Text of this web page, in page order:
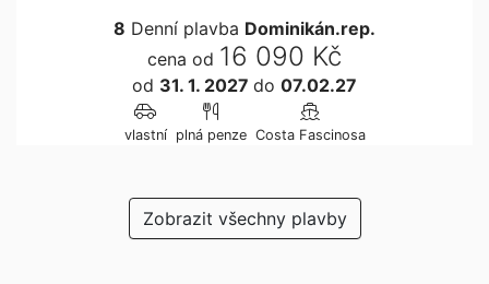
8 Denní plavba Dominikán.rep.
cena od 16 090 Kč
od 31. 1. 2027 do 07.02.27
vlastní plná penze Costa Fascinosa
Zobrazit všechny plavby